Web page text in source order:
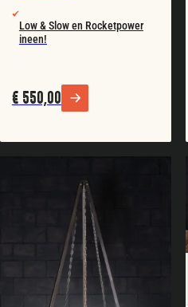
Low & Slow en Rocketpower
ineen!
€ 550,00